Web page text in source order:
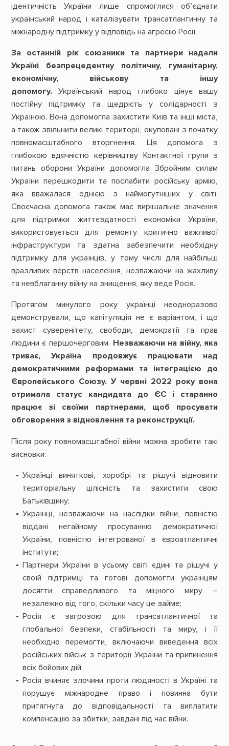
ідентичність України лише спромоглися об’єднати
український народ і каталізувати трансатлантичну та
міжнародну підтримку у відповідь на агресію Росії.
За останній рік союзники та партнери надали
Україні безпрецедентну політичну, гуманітарну,
економічну, військову та іншу
допомогу. Український народ глибоко цінує вашу
постійну підтримку та щедрість у солідарності з
Україною. Вона допомогла захистити Київ та інші міста,
а також звільнити великі території, окуповані з початку
повномасштабного вторгнення. Ця допомога з
глибокою вдячністю керівництву Контактної групи з
питань оборони України допомогла Збройним силам
України перешкодити та послабити російську армію,
яка вважалася однією з наймогутніших у світі.
Своєчасна допомога також має вирішальне значення
для підтримки життєздатності економіки України,
використовується для ремонту критично важливої
інфраструктури та здатна забезпечити необхідну
підтримку для українців, у тому числі для найбільш
вразливих верств населення, незважаючи на жахливу
та невблаганну війну на знищення, яку веде Росія.
Протягом минулого року українці неодноразово
демонстрували, що капітуляція не є варіантом, і що
захист суверенітету, свободи, демократії та прав
людини є першочерговим. Незважаючи на війну, яка
триває, Україна продовжує працювати над
демократичними реформами та інтеграцією до
Європейського Союзу. У червні 2022 року вона
отримала статус кандидата до ЄС і старанно
працює зі своїми партнерами, щоб просувати
обговорення з відновлення та реконструкції.
Після року повномасштабної війни можна зробити такі
висновки:
Українці виняткові, хоробрі та рішучі відновити
територіальну цілісність та захистити свою
Батьківщину;
Українці, незважаючи на наслідки війни, повністю
віддані негайному просуванню демократичної
України, повністю інтегрованої в євроатлантичні
інститути;
Партнери України в усьому світі єдині та рішучі у
своїй підтримці та готові допомогти українцям
досягти справедливого та міцного миру –
незалежно від того, скільки часу це займе;
Росія є загрозою для трансатлантичної та
глобальної безпеки, стабільності та миру, і її
необхідно перемогти, включаючи виведення всіх
російських військ з території України та припинення
всіх бойових дій;
Росія вчиняє злочини проти людяності в Україні та
порушує міжнародне право і повинна бути
притягнута до відповідальності та виплатити
компенсацію за збитки, завдані під час війни.